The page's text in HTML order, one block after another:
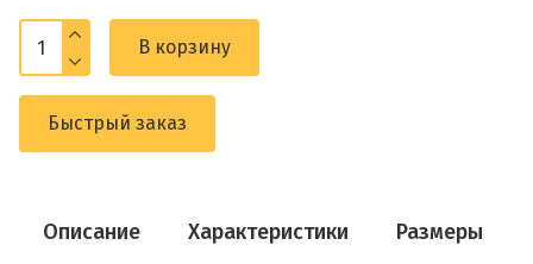
В корзину
Быстрый заказ
Описание Характеристики Размеры